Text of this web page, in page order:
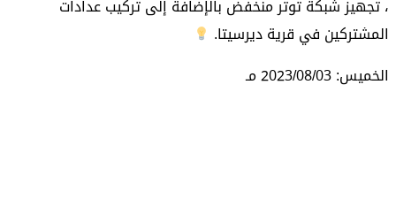
، تجهيز شبكة توتر منخفض بالإضافة إلى تركيب عدادات
المشتركين في قرية ديرسيتا.
الخميس: 2023/08/03 مـ